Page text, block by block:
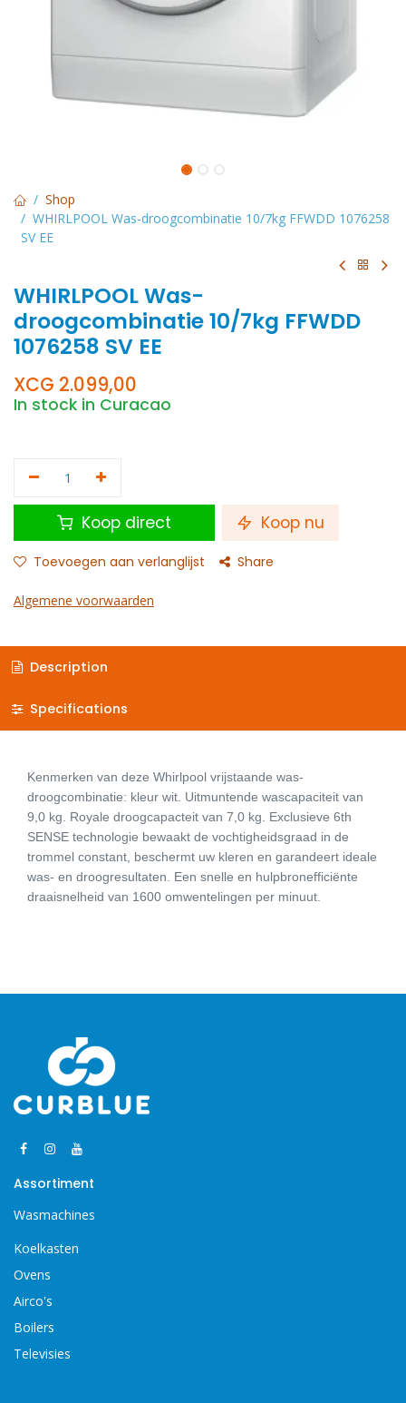
Shop
WHIRLPOOL Was-droogcombinatie 10/7kg FFWDD 1076258
SV EE
WHIRLPOOL Was-
droogcombinatie 10/7kg FFWDD
1076258 SV EE
XCG 2.099,00
In stock in Curacao
Koop direct Koop nu
Toevoegen aan verlanglijst Share
Algemene voorwaarden
Description
Specifications
Kenmerken van deze Whirlpool vrijstaande was-
droogcombinatie: kleur wit. Uitmuntende wascapaciteit van
9,0 kg. Royale droogcapacteit van 7,0 kg. Exclusieve 6th
SENSE technologie bewaakt de vochtigheidsgraad in de
trommel constant, beschermt uw kleren en garandeert ideale
was- en droogresultaten. Een snelle en hulpbronefficiënte
draaisnelheid van 1600 omwentelingen per minuut.
Assortiment
Wasmachines
Koelkasten
Ovens
Airco's
Boilers
Televisies